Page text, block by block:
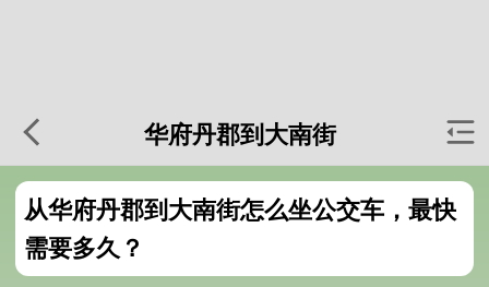
华府丹郡到大南街
从华府丹郡到大南街怎么坐公交车，最快
需要多久？